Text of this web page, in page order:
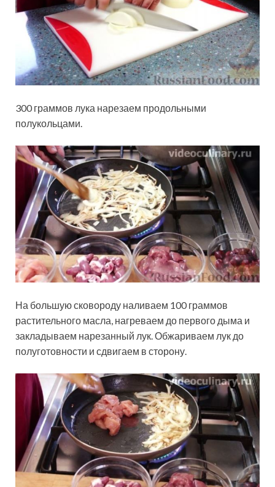
300 граммов лука нарезаем продольными
полукольцами.
На большую сковороду наливаем 100 граммов
растительного масла, нагреваем до первого дыма и
закладываем нарезанный лук. Обжариваем лук до
полуготовности и сдвигаем в сторону.